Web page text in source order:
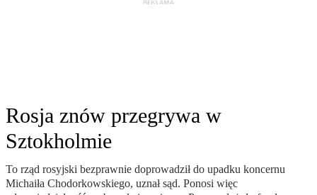
Rosja znów przegrywa w
Sztokholmie
To rząd rosyjski bezprawnie doprowadził do upadku koncernu
Michaiła Chodorkowskiego, uznał sąd. Ponosi więc